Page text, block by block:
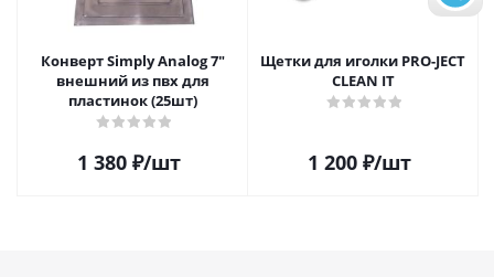
Конверт Simply Analog 7"
внешний из пвх для
пластинок (25шт)
1 380₽/шт
Щетки для иголки PRO-JECT
CLEAN IT
1 200₽/шт